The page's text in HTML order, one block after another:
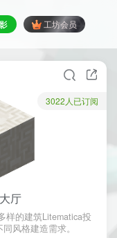
工坊会员
3022人已订阅
厅
样的建筑Litematica投
风格建造需求。